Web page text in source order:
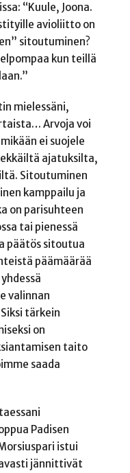
“Kuule, Joona.
avioliitto on
sitoutuminen?
kun teillä
mielessäni,
Arvoja voi
ei suojele
ajatuksilta,
Sitoutuminen
kamppailu ja
on parisuhteen
tai pienessä
päätös sitoutua
päämäärää
valinnan
tärkein
on
taito
saada
Padisen
istui
jännittivät